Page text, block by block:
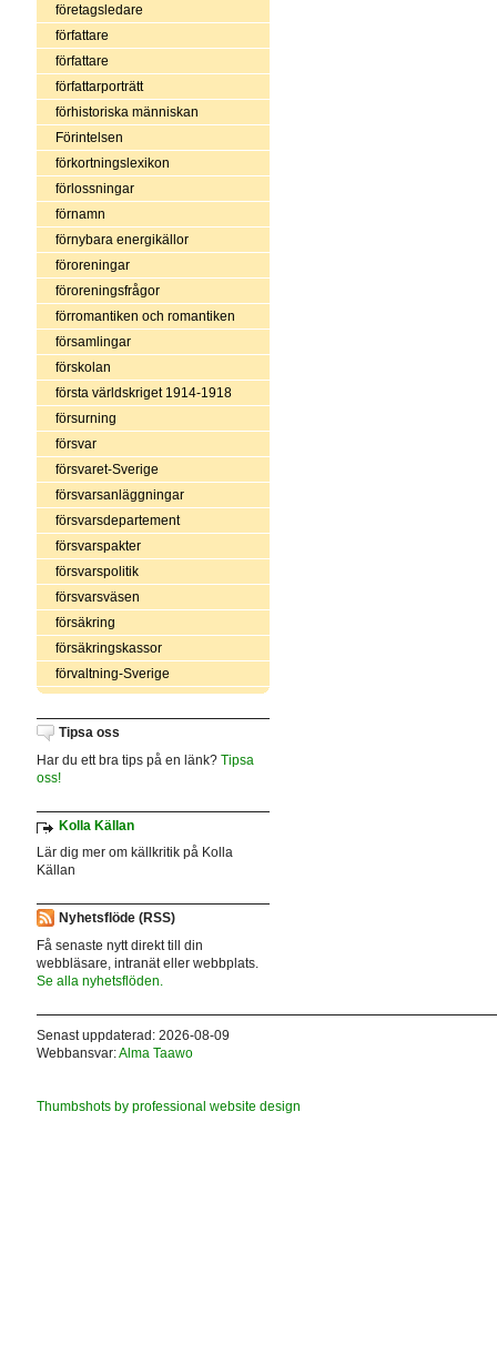
företagsledare
författare
författare
författarporträtt
förhistoriska människan
Förintelsen
förkortningslexikon
förlossningar
förnamn
förnybara energikällor
föroreningar
föroreningsfrågor
förromantiken och romantiken
församlingar
förskolan
första världskriget 1914-1918
försurning
försvar
försvaret-Sverige
försvarsanläggningar
försvarsdepartement
försvarspakter
försvarspolitik
försvarsväsen
försäkring
försäkringskassor
förvaltning-Sverige
Tipsa oss
Har du ett bra tips på en länk? Tipsa
oss!
Kolla Källan
Lär dig mer om källkritik på Kolla
Källan
Nyhetsflöde (RSS)
Få senaste nytt direkt till din
webbläsare, intranät eller webbplats.
Se alla nyhetsflöden.
Senast uppdaterad: 2026-08-09
Webbansvar:Alma Taawo
Thumbshots by professional website design